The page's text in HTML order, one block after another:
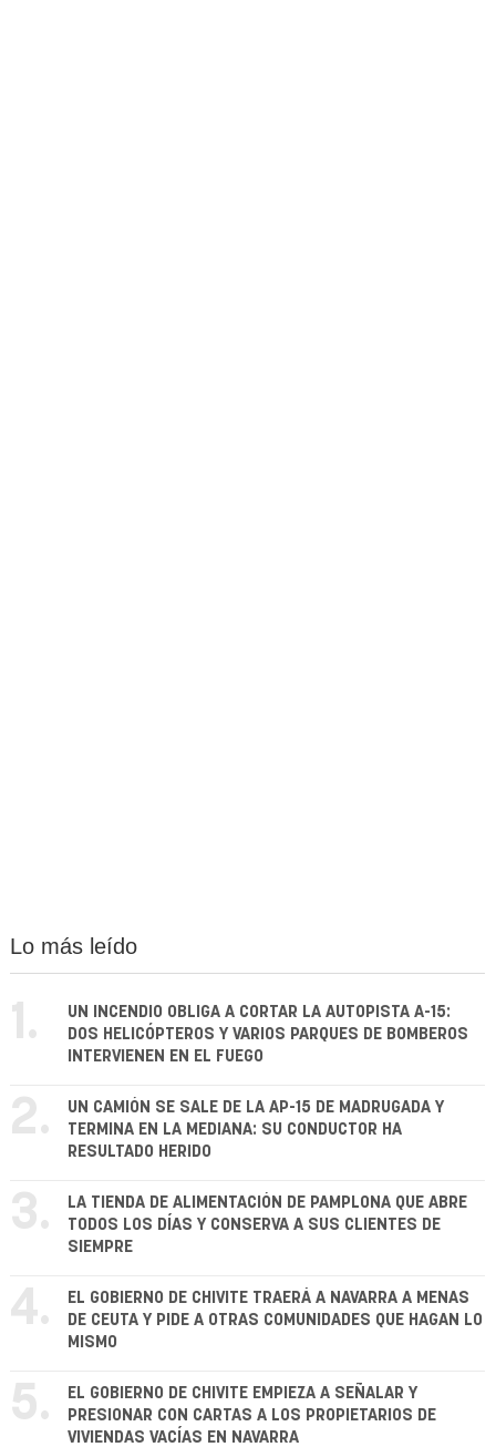
Lo más leído
1.
UN INCENDIO OBLIGA A CORTAR LA AUTOPISTA A-15:
DOS HELICÓPTEROS Y VARIOS PARQUES DE BOMBEROS
INTERVIENEN EN EL FUEGO
2.
UN CAMIÓN SE SALE DE LA AP-15 DE MADRUGADA Y
TERMINA EN LA MEDIANA: SU CONDUCTOR HA
RESULTADO HERIDO
3.
LA TIENDA DE ALIMENTACIÓN DE PAMPLONA QUE ABRE
TODOS LOS DÍAS Y CONSERVA A SUS CLIENTES DE
SIEMPRE
4.
EL GOBIERNO DE CHIVITE TRAERÁ A NAVARRA A MENAS
DE CEUTA Y PIDE A OTRAS COMUNIDADES QUE HAGAN LO
MISMO
5.
EL GOBIERNO DE CHIVITE EMPIEZA A SEÑALAR Y
PRESIONAR CON CARTAS A LOS PROPIETARIOS DE
VIVIENDAS VACÍAS EN NAVARRA